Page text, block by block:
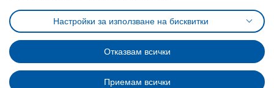
Избор на настройки за използване на бисквитки
Условия за ползване на ikea.bgОбща политика за личните данни
Политика за защита на личните данни на ikea.bg
Общи условия на програма IKEA Family
Политика за защита на лични данни на програма IKEA Family
Настройки за използване на бисквитки
Отказвам всички
Приемам всички